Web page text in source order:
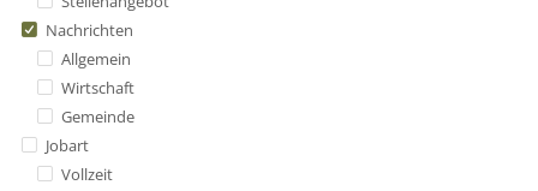
Nachrichten
Allgemein
Wirtschaft
Gemeinde
Jobart
Vollzeit